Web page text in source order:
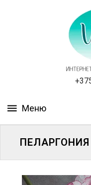
НОВОСТИ,
АКЦИИ
ОТЗЫВЫ